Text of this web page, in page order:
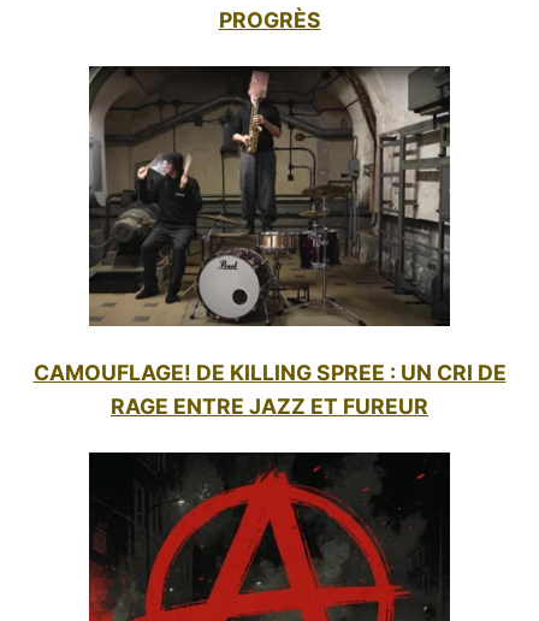
PROGRÈS
CAMOUFLAGE! DE KILLING SPREE : UN CRI DE
RAGE ENTRE JAZZ ET FUREUR